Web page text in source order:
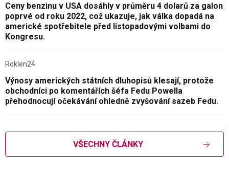
Ceny benzinu v USA dosáhly v průměru 4 dolarů za galon
poprvé od roku 2022, což ukazuje, jak válka dopadá na
americké spotřebitele před listopadovými volbami do
Kongresu.
Roklen24
Výnosy amerických státních dluhopisů klesají, protože
obchodníci po komentářích šéfa Fedu Powella
přehodnocují očekávání ohledně zvyšování sazeb Fedu.
VŠECHNY ČLÁNKY